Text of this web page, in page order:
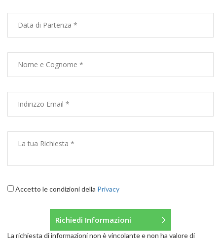
Accetto le condizioni della Privacy
La richiesta di informazioni non è vincolante e non ha valore di